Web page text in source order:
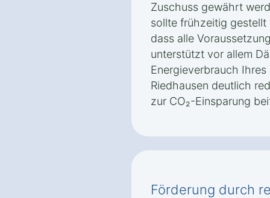
Zuschuss gewährt
sollte frühzeitig gestellt
dass alle
unterstützt vor allem
Energieverbrauch
Riedhausen deutlich
zur CO₂-Einsparung
Förderung durch